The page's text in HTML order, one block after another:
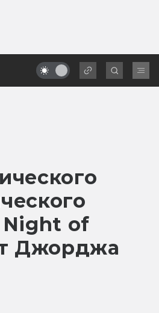
Night of
Джорджа